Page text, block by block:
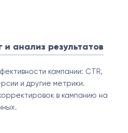
и анализ результатов
кампании: CTR,
и другие метрики.
в кампанию на